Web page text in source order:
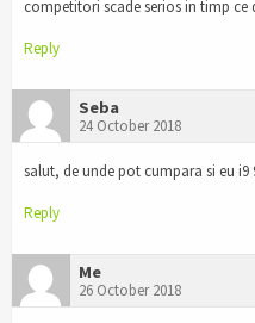
competitori scade serios in timp ce
Reply
Seba
24 October 2018
salut, de unde pot cumpara si eu i9
Reply
Me
26 October 2018